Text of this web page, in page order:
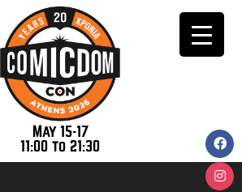
May 15-17
11:00 to 21:30